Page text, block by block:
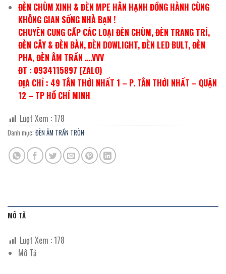
ĐÈN CHÙM XINH & ĐÈN MPE HÂN HẠNH ĐỒNG HÀNH CÙNG
KHÔNG GIAN SỐNG NHÀ BẠN !
CHUYÊN CUNG CẤP CÁC LOẠI ĐÈN CHÙM, ĐÈN TRANG TRÍ,
ĐÈN CÂY & ĐÈN BÀN, ĐÈN DOWLIGHT, ĐÈN LED BULT, ĐÈN
PHA, ĐÈN ÂM TRẦN ….VVV
ĐT : 0934115897 (ZALO)
ĐỊA CHỈ : 49 TÂN THỚI NHẤT 1 – P. TÂN THỚI NHẤT – QUẬN
12 – TP HỒ CHÍ MINH
Lượt Xem :178
Danh mục: ĐÈN ÂM TRẦN TRÒN
MÔ TẢ
Lượt Xem :178
Mô Tả